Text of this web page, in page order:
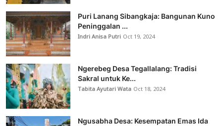
Puri Lanang Sibangkaja: Bangunan Kuno
Peninggalan ...
Indri Anisa Putri Oct 19, 2024
Ngerebeg Desa Tegallalang: Tradisi
Sakral untuk Ke...
Tabita Ayutari Wata Oct 18, 2024
Ngusabha Desa: Kesempatan Emas Ida